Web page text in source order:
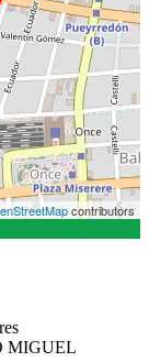
contributors
MIGUEL